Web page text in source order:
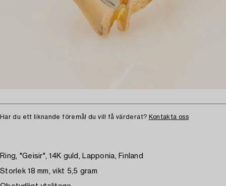
Har du ett liknande föremål du vill få värderat? Kontakta oss
Ring, "Geisir", 14K guld, Lapponia, Finland
Storlek 18 mm, vikt 5,5 gram